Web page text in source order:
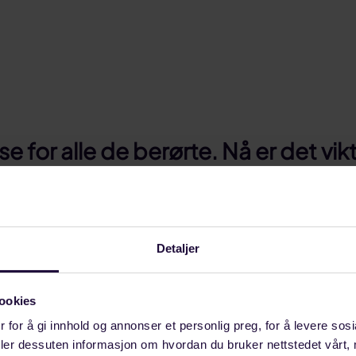
Detaljer
for å gi innhold og annonser et personlig preg, for å levere
dessuten informasjon om hvordan du bruker nettstedet vårt,
for alle de berørte. Nå er det
må intervjues, og vraket må
tar de rette beslutningene,
fortløpende orientert om helikopterhavariet med en
utenfor Sotra på onsdag kveld.